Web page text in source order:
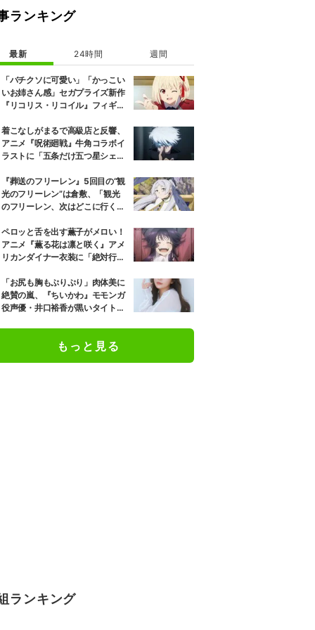
ランキング
最新 24時間 週間
「バチクソに可愛い」「かっこい
いお姉さん感」セガプライズ新作
『リコリス・リコイル』フィギュ
着こなしがまるで高級店と反響、
アニメ『呪術廻戦』牛角コラボイ
ラストに「五条だけ五つ星シェ
『葬送のフリーレン』5回目の“観
光のフリーレン”は倉敷、「観光
のフリーレン、次はどこに行くの
ペロッと舌を出す薫子がメロい！
アニメ『薫る花は凛と咲く』アメ
リカンダイナー衣装に「絶対行き
「お尻も胸もぷりぷり」肉体美に
絶賛の嵐、『ちいかわ』モモンガ
役声優・井口裕香が黒いタイトウ
もっと見る
ランキング